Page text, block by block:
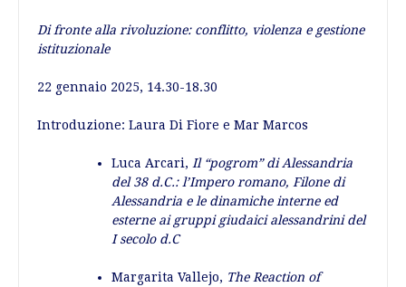
Di fronte alla rivoluzione: conflitto, violenza e gestione
istituzionale
22 gennaio 2025, 14.30-18.30
Introduzione: Laura Di Fiore e Mar Marcos
Luca Arcari, Il “pogrom” di Alessandria
del 38 d.C.: l’Impero romano, Filone di
Alessandria e le dinamiche interne ed
esterne ai gruppi giudaici alessandrini del
I secolo d.C
Margarita Vallejo, The Reaction of